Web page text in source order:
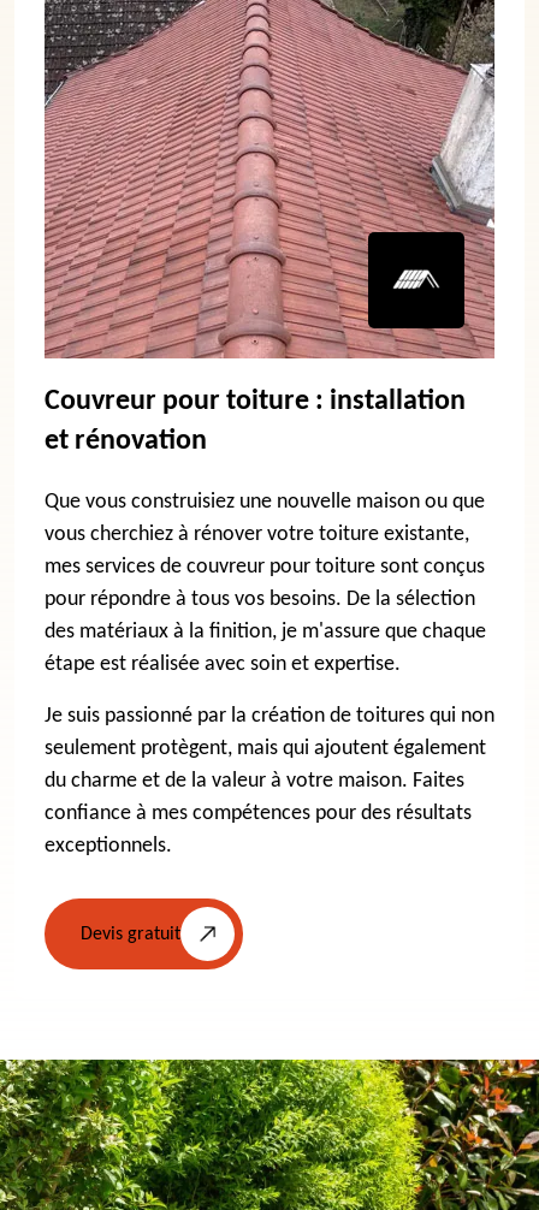
Couvreur pour toiture : installation
et rénovation
Que vous construisiez une nouvelle maison ou que
vous cherchiez à rénover votre toiture existante,
mes services de couvreur pour toiture sont conçus
pour répondre à tous vos besoins. De la sélection
des matériaux à la finition, je m'assure que chaque
étape est réalisée avec soin et expertise.
Je suis passionné par la création de toitures qui non
seulement protègent, mais qui ajoutent également
du charme et de la valeur à votre maison. Faites
confiance à mes compétences pour des résultats
exceptionnels.
Devis gratuit